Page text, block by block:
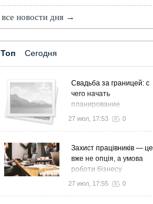
все новости дня →
Топ Сегодня
Свадьба за границей: с
чего начать
планирование
27 июл, 17:53 0
Захист працівників — це
вже не опція, а умова
роботи бізнесу
27 июл, 17:55 0